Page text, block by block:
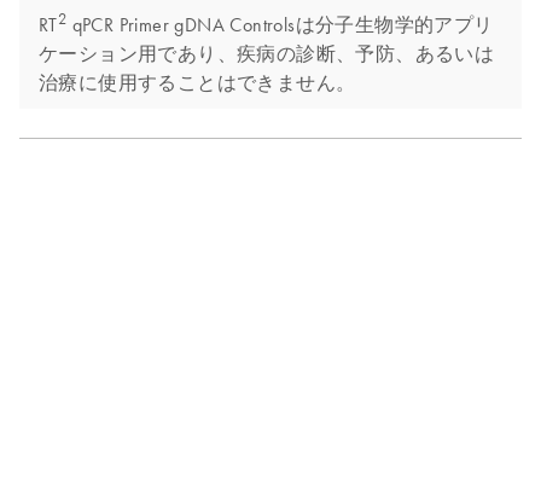
RT2 qPCR Primer gDNA Controlsは分子生物学的アプリ
ケーション用であり、疾病の診断、予防、あるいは
治療に使用することはできません。